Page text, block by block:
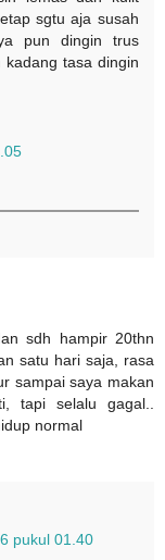
sgtu aja susah
pun dingin trus
tasa dingin
sdh hampir 20thn
satu hari saja, rasa
sampai saya makan
tapi selalu gagal..
normal
pukul 01.40